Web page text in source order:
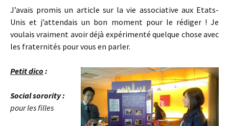
J’avais promis un article sur la vie associative aux Etats-
Unis et j’attendais un bon moment pour le rédiger ! Je
voulais vraiment avoir déjà expérimenté quelque chose avec
les fraternités pour vous en parler.
Petit dico :
Social sorority :
pour les filles